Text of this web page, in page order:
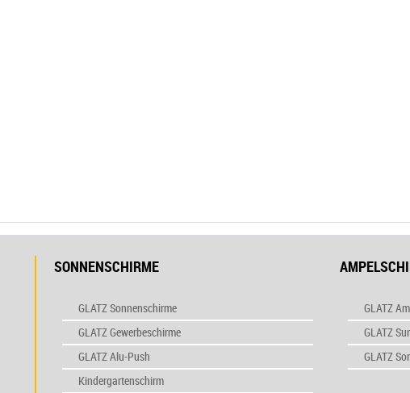
SONNENSCHIRME
GLATZ Sonnenschirme
GLATZ Gewerbeschirme
GLATZ Alu-Push
Kindergartenschirm
GLATZ
GLATZ
GLATZ